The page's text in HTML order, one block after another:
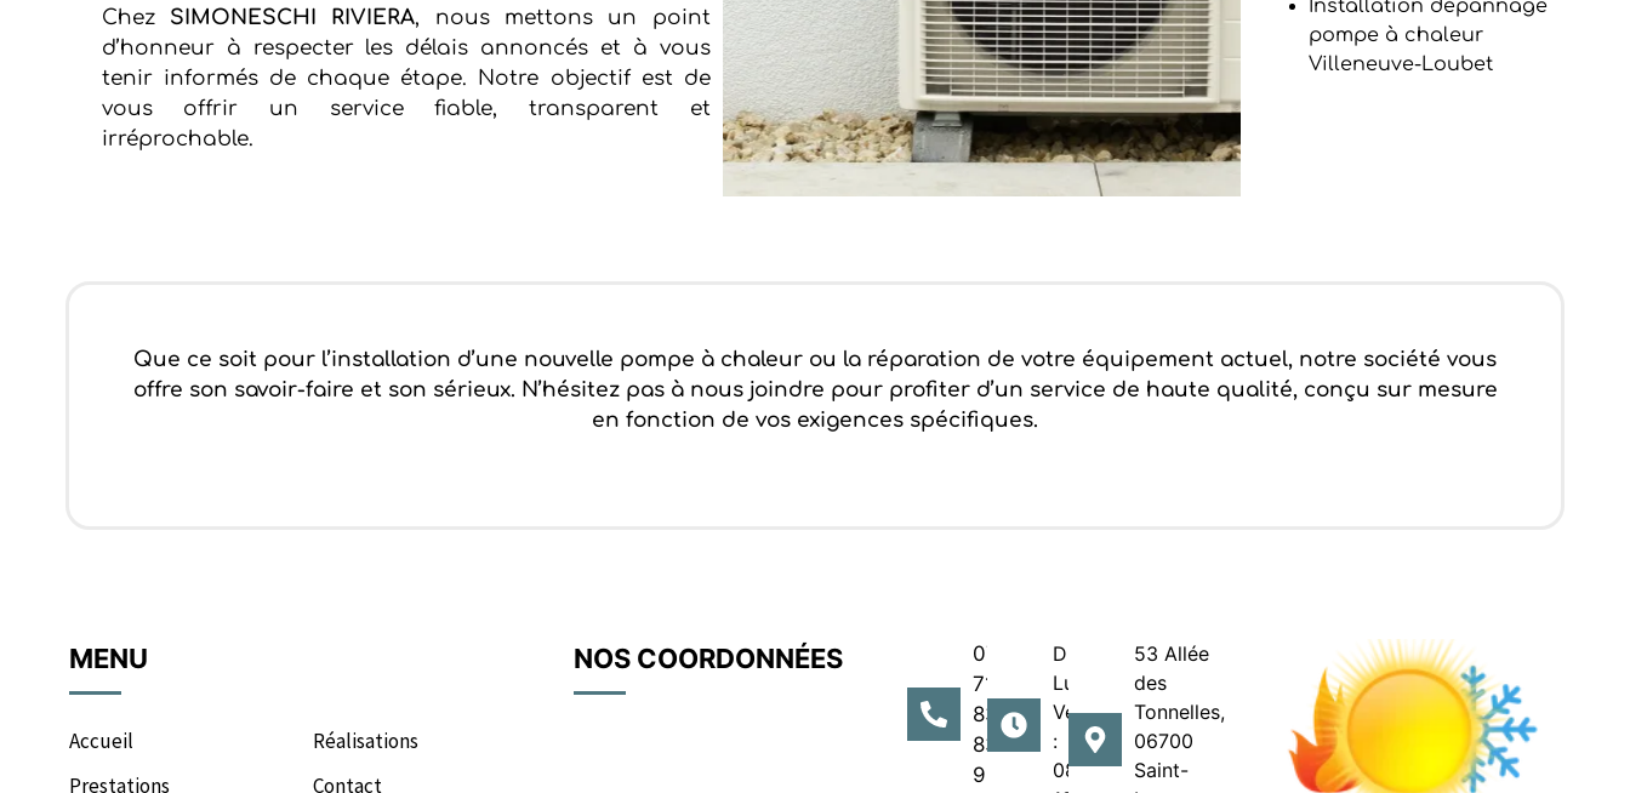
Chez SIMONESCHI RIVIERA, nous mettons un point
d’honneur à respecter les délais annoncés et à vous
tenir informés de chaque étape. Notre objectif est de
vous offrir un service fiable, transparent et
irréprochable.
Installation dépannage
pompe à chaleur
Villeneuve-Loubet
Que ce soit pour l’installation d’une nouvelle pompe à chaleur ou la réparation de votre équipement actuel, notre société vous
offre son savoir-faire et son sérieux. N’hésitez pas à nous joindre pour profiter d’un service de haute qualité, conçu sur mesure
en fonction de vos exigences spécifiques.
MENU
Accueil
Prestations
Réalisations
Contact
NOS COORDONNÉES
07
71
83
83
93
Du
Lundi au
Vendredi
:
08h00-
53 Allée
des
Tonnelles,
06700
Saint-